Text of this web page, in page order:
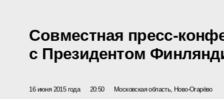
Совместная пресс-
с Президентом
16 июня 2015 года 20:50 Московская область, Ново-Огарёво